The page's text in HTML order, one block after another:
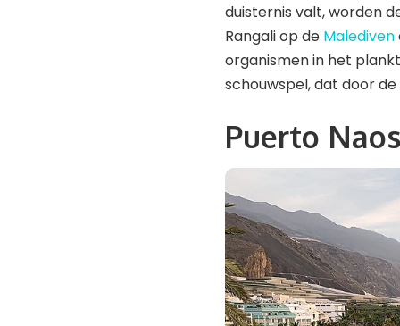
duisternis valt, worden
Rangali op de Malediven
organismen in het
schouwspel, dat door
Puerto